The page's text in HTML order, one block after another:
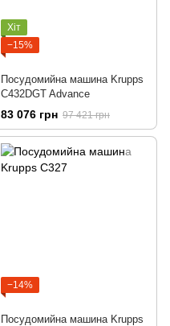
Хіт
−15%
Посудомийна машина Krupps
C432DGT Advance
83 076 грн 97 421 грн
−14%
Посудомийна машина Krupps